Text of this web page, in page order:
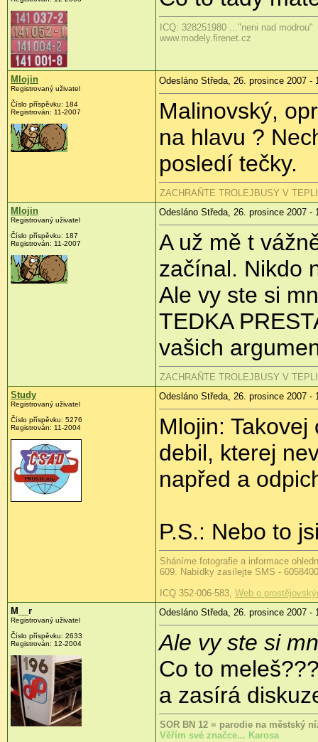
ICQ: 328251980 ..."neni nad modrou"
www.modely.firenet.cz
Mlojin
Registrovaný uživatel
Číslo příspěvku: 184
Registrován: 11-2007
Odesláno Středa, 26. prosince 2007 -
Malinovský,
na hlavu ?
posledí tečky.
ZACHRAŇTE TROLEJBUSY V
Mlojin
Registrovaný uživatel
Číslo příspěvku: 187
Registrován: 11-2007
Odesláno Středa, 26. prosince 2007 -
A už mě t
začínal. Nikdo
Ale vy ste si
TEDKA
vašich
ZACHRAŇTE TROLEJBUSY V
Study
Registrovaný uživatel
Číslo příspěvku: 5276
Registrován: 11-2004
Odesláno Středa, 26. prosince 2007 -
Mlojin:
debil, kterej
napřed a
P.S.: Nebo to
Sháníme fotografie a informace
609. Nabídky zasílejte SMS -
ICQ 352-006-583, Web o
M__r
Registrovaný uživatel
Číslo příspěvku: 2633
Registrován: 12-2004
Odesláno Středa, 26. prosince 2007 -
Ale vy ste si
Co to
a zasírá
SOR BN 12 = parodie na městský
Věřím své značce... Karosa